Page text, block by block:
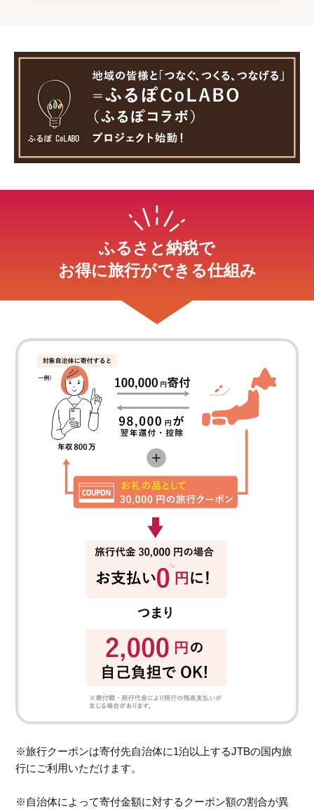
ふるさと納税で
お得に旅行ができる仕組み
※旅行クーポンは寄付先自治体に1泊以上するJTBの国内旅
行にご利用いただけます。
※自治体によって寄付金額に対するクーポン額の割合が異